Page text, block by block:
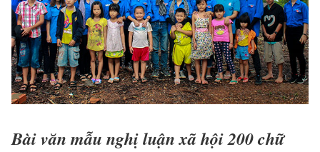
Bài văn mẫu nghị luận xã hội 200 chữ